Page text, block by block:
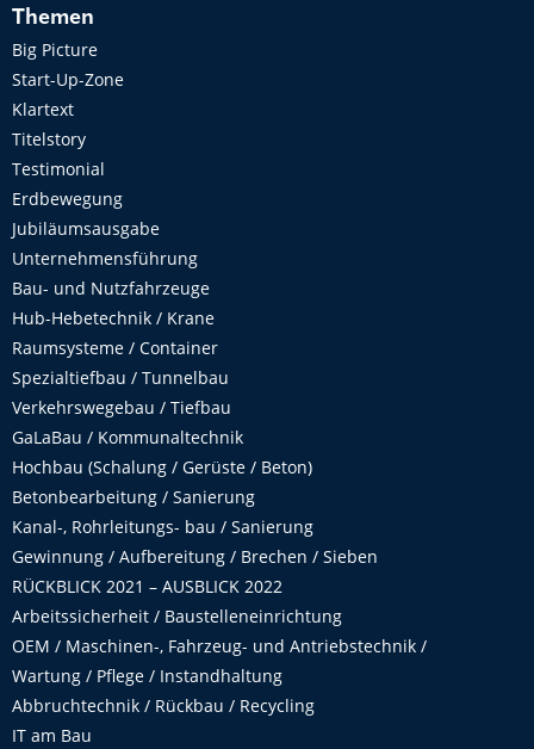
Themen
Big Picture
Start-Up-Zone
Klartext
Titelstory
Testimonial
Erdbewegung
Jubiläumsausgabe
Unternehmensführung
Bau- und Nutzfahrzeuge
Hub-Hebetechnik / Krane
Raumsysteme / Container
Spezialtiefbau / Tunnelbau
Verkehrswegebau / Tiefbau
GaLaBau / Kommunaltechnik
Hochbau (Schalung / Gerüste / Beton)
Betonbearbeitung / Sanierung
Kanal-, Rohrleitungs- bau / Sanierung
Gewinnung / Aufbereitung / Brechen / Sieben
RÜCKBLICK 2021 – AUSBLICK 2022
Arbeitssicherheit / Baustelleneinrichtung
OEM / Maschinen-, Fahrzeug- und Antriebstechnik /
Wartung / Pflege / Instandhaltung
Abbruchtechnik / Rückbau / Recycling
IT am Bau